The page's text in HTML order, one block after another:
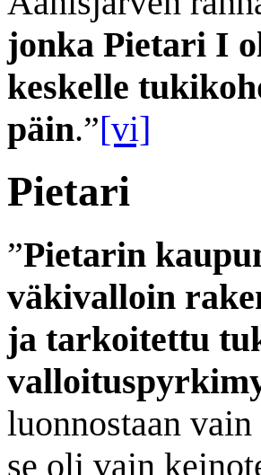
jonka Pietari I
keskelle
päin.”[vi]
Pietari
”Pietarin
väkivalloin
ja tarkoitettu
luonnostaan
se oli vain